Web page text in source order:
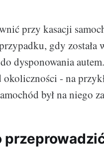
przy kasacji
gdy została
dysponowania
- na
był na niego